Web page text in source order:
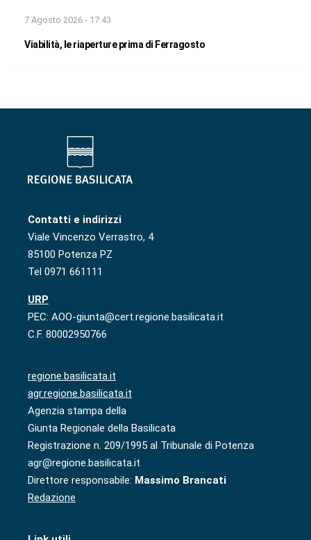
7 Agosto 2026 - 17:43
Viabilità, le riaperture prima di Ferragosto
Contatti e indirizzi
Viale Vincenzo Verrastro, 4
85100 Potenza PZ
Tel 0971 661111
URP
PEC: AOO-giunta@cert.regione.basilicata.it
C.F. 80002950766
regione.basilicata.it
agr.regione.basilicata.it
Agenzia stampa della
Giunta Regionale della Basilicata
Registrazione n. 209/1995 al Tribunale di Potenza
agr@regione.basilicata.it
Direttore responsabile: Massimo Brancati
Redazione